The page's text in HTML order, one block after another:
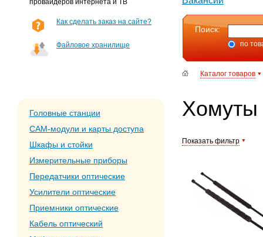
провайдеров интернета и ТВ
Как сделать заказ на сайте?
Файловое хранилище
Поиск:
по
Каталог товаров
Головные станции
CAM-модули и карты доступа
Шкафы и стойки
Измерительные приборы
Передатчики оптические
Усилители оптические
Приемники оптические
Кабель оптический
Хомуты
Показать фильтр